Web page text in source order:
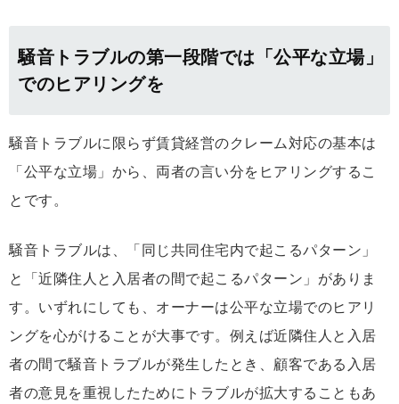
騒音トラブルの第一段階では「公平な立場」
でのヒアリングを
騒音トラブルに限らず賃貸経営のクレーム対応の基本は
「公平な立場」から、両者の言い分をヒアリングするこ
とです。
騒音トラブルは、「同じ共同住宅内で起こるパターン」
と「近隣住人と入居者の間で起こるパターン」がありま
す。いずれにしても、オーナーは公平な立場でのヒアリ
ングを心がけることが大事です。例えば近隣住人と入居
者の間で騒音トラブルが発生したとき、顧客である入居
者の意見を重視したためにトラブルが拡大することもあ